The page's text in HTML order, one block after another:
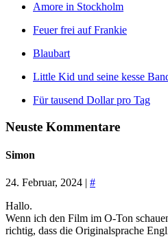
Amore in Stockholm
Feuer frei auf Frankie
Blaubart
Little Kid und seine kesse
Für tausend Dollar pro Tag
Neuste Kommentare
Simon
24. Februar, 2024 | #
Hallo.
Wenn ich den Film im O-Ton
richtig, dass die Originalsprache